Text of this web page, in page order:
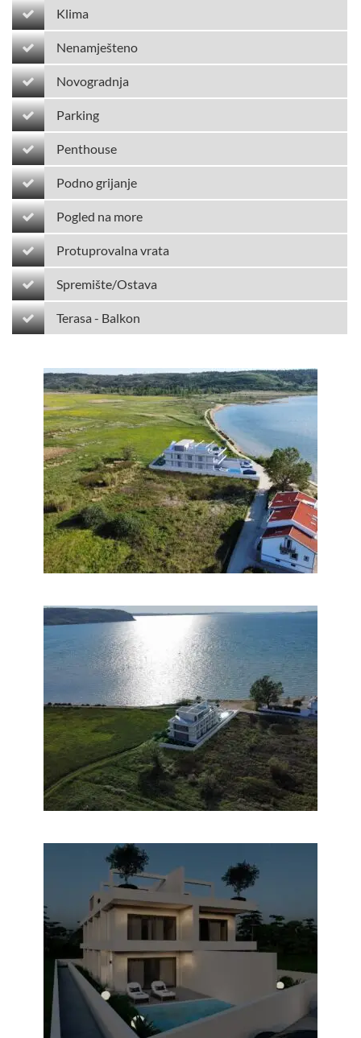
Klima
Nenamješteno
Novogradnja
Parking
Penthouse
Podno grijanje
Pogled na more
Protuprovalna vrata
Spremište/Ostava
Terasa - Balkon